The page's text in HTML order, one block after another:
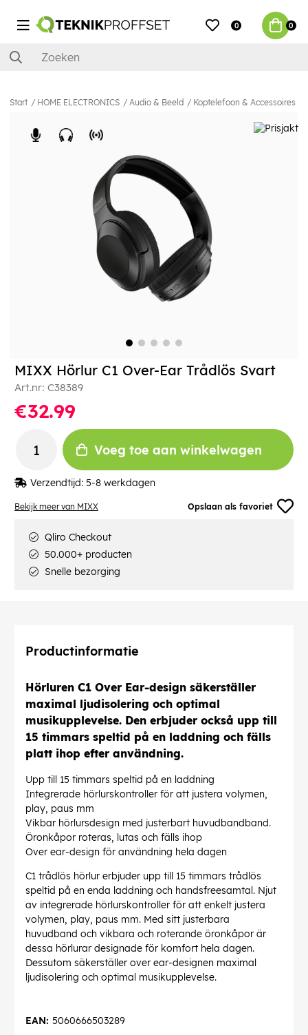
0 0
Start HOME ELECTRONICS Audio & Beeld Koptelefoon & Accessoires
Bekijk meer van MIXX Opslaan als favoriet
MIXX Hörlur C1 Over-Ear Trådlös Svart
Art.nr: C38389
€32.99
Voeg toe aan winkelwagen
Verzendtijd: 5-8 werkdagen
Qliro Checkout
50.000+ producten
Snelle bezorging
Productinformatie
Hörluren C1 Over Ear-design säkerställer
maximal ljudisolering och optimal
musikupplevelse. Den erbjuder också upp till
15 timmars speltid på en laddning och fälls
platt ihop efter användning.
Upp till 15 timmars speltid på en laddning
Integrerade hörlurskontroller för att justera volymen,
play, paus mm
Vikbar hörlursdesign med justerbart huvudbandband.
Öronkåpor roteras, lutas och fälls ihop
Over ear-design för användning hela dagen
C1 trådlös hörlur erbjuder upp till 15 timmars trådlös
speltid på en enda laddning och handsfreesamtal. Njut
av integrerade hörlurskontroller för att enkelt justera
volymen, play, paus mm. Med sitt justerbara
huvudband och vikbara och roterande öronkåpor är
dessa hörlurar designade för komfort hela dagen.
Dessutom säkerställer over ear-designen maximal
ljudisolering och optimal musikupplevelse.
5060666503289
EAN: